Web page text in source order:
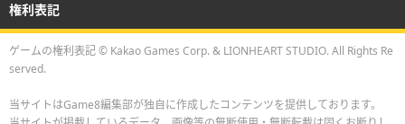
権利表記
ゲームの権利表記 © Kakao Games Corp. & LIONHEART STUDIO. All Rights Re
served.
当サイトはGame8編集部が独自に作成したコンテンツを提供しております。